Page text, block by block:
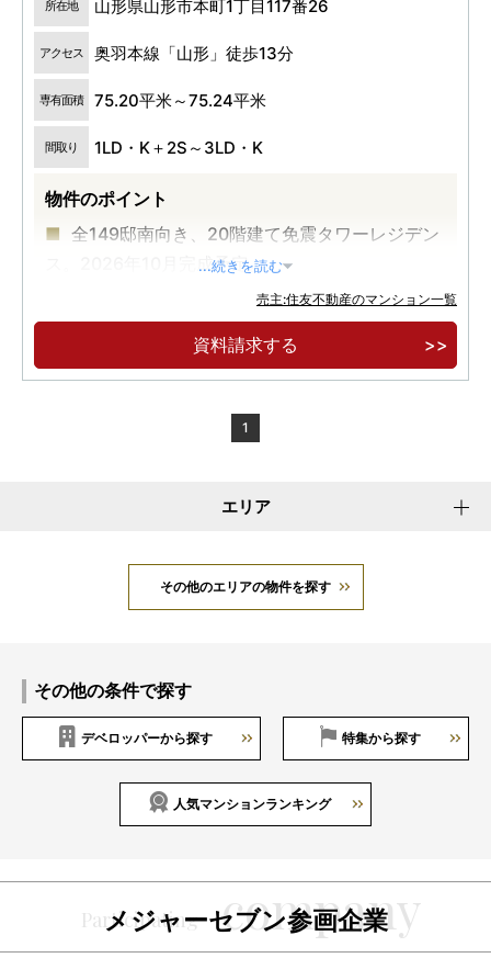
所在地 山形県山形市本町1丁目117番26
アクセス 奥羽本線「山形」徒歩13分
専有面積 75.20平米～75.24平米
間取り 1LD・K＋2S～3LD・K
物件のポイント
全149邸南向き、20階建て免震タワーレジデン
ス。2026年10月完成予定。
山形市の中心・七日町大通り。教育・医療・公
共・官庁エリアに囲まれた、暮らしやすいまち
用。風雨から愛車を守るタワーパーキングで駐車
...続きを読む
売主:住友不動産のマンション一覧
資料請求する
1
エリア
その他のエリアの物件を探す
その他の条件で探す
デベロッパーから探す 特集から探す
人気マンションランキング
メジャーセブン参画企業